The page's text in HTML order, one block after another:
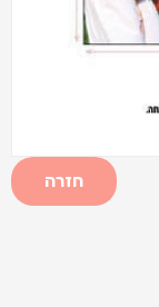
חזרה